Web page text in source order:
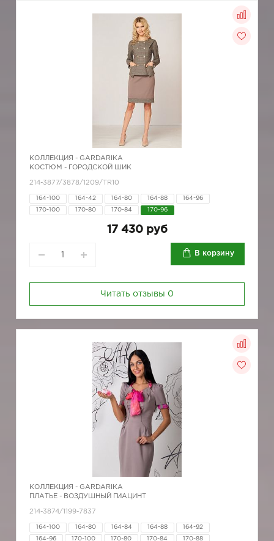
КОЛЛЕКЦИЯ - GARDARIKA
КОСТЮМ - ГОРОДСКОЙ ШИК
214-3877/3878/1209/TR10
164-100 164-42 164-80 164-88 164-96
170-100 170-80 170-84 170-96
17 430 руб
В корзину
Читать отзывы 0
КОЛЛЕКЦИЯ - GARDARIKA
ПЛАТЬЕ - ВОЗДУШНЫЙ ГИАЦИНТ
214-3874/1199-7837
164-100 164-80 164-84 164-88 164-92
164-96 170-100 170-80 170-84 170-88